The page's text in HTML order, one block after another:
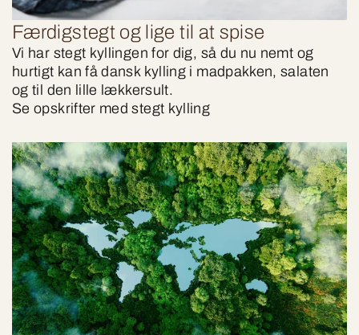
Færdigstegt og lige til at spise
Vi har stegt kyllingen for dig, så du nu nemt og
hurtigt kan få dansk kylling i madpakken, salaten
og til den lille lækkersult.
Se opskrifter med stegt kylling